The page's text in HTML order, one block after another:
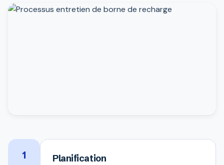
1 Planification